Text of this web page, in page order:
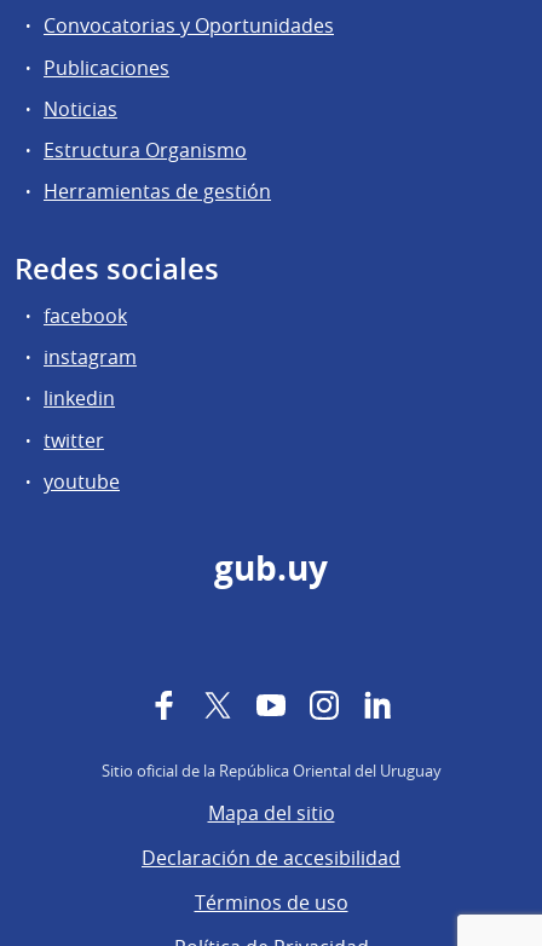
Convocatorias y Oportunidades
Publicaciones
Noticias
Estructura Organismo
Herramientas de gestión
Redes sociales
facebook
instagram
linkedin
twitter
youtube
gub.uy
FacebookTwitterYouTubeInstagram
Sitio oficial de la República Oriental del Uruguay
Mapa del sitio
Declaración de accesibilidad
Términos de uso